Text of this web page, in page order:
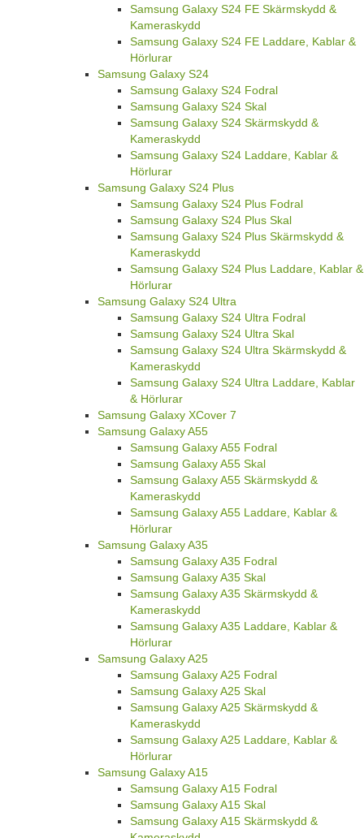
Samsung Galaxy S24 FE Skärmskydd &
Kameraskydd
Samsung Galaxy S24 FE Laddare, Kablar &
Hörlurar
Samsung Galaxy S24
Samsung Galaxy S24 Fodral
Samsung Galaxy S24 Skal
Samsung Galaxy S24 Skärmskydd &
Kameraskydd
Samsung Galaxy S24 Laddare, Kablar &
Hörlurar
Samsung Galaxy S24 Plus
Samsung Galaxy S24 Plus Fodral
Samsung Galaxy S24 Plus Skal
Samsung Galaxy S24 Plus Skärmskydd &
Kameraskydd
Samsung Galaxy S24 Plus Laddare, Kablar &
Hörlurar
Samsung Galaxy S24 Ultra
Samsung Galaxy S24 Ultra Fodral
Samsung Galaxy S24 Ultra Skal
Samsung Galaxy S24 Ultra Skärmskydd &
Kameraskydd
Samsung Galaxy S24 Ultra Laddare, Kablar
& Hörlurar
Samsung Galaxy XCover 7
Samsung Galaxy A55
Samsung Galaxy A55 Fodral
Samsung Galaxy A55 Skal
Samsung Galaxy A55 Skärmskydd &
Kameraskydd
Samsung Galaxy A55 Laddare, Kablar &
Hörlurar
Samsung Galaxy A35
Samsung Galaxy A35 Fodral
Samsung Galaxy A35 Skal
Samsung Galaxy A35 Skärmskydd &
Kameraskydd
Samsung Galaxy A35 Laddare, Kablar &
Hörlurar
Samsung Galaxy A25
Samsung Galaxy A25 Fodral
Samsung Galaxy A25 Skal
Samsung Galaxy A25 Skärmskydd &
Kameraskydd
Samsung Galaxy A25 Laddare, Kablar &
Hörlurar
Samsung Galaxy A15
Samsung Galaxy A15 Fodral
Samsung Galaxy A15 Skal
Samsung Galaxy A15 Skärmskydd &